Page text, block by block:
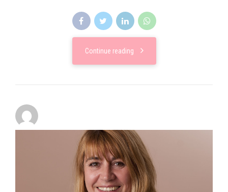
Continue reading